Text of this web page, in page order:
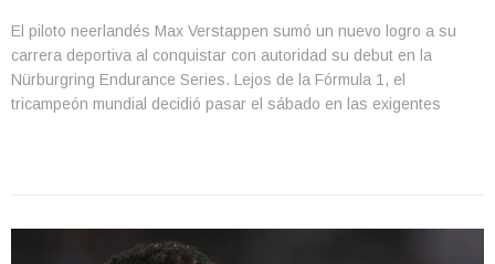
El piloto neerlandés Max Verstappen sumó un nuevo logro a su
carrera deportiva al conquistar con autoridad su debut en la
Nürburgring Endurance Series. Lejos de la Fórmula 1, el
tricampeón mundial decidió pasar el sábado en las exigentes